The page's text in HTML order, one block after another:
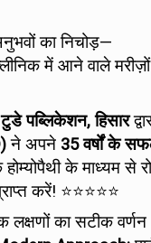
का निचोड़—
में आने वाले
पब्लिकेशन, हिसार
ने अपने 35 वर्षों के
के माध्यम से
करें! ⭐⭐⭐⭐⭐
लक्षणों का सटीक